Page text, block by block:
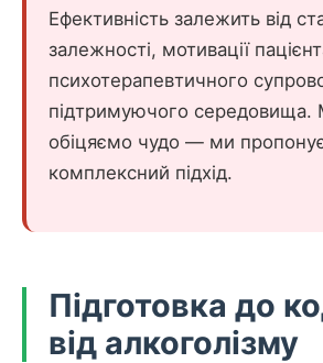
Ефективність залежить від
залежності, мотивації
психотерапевтичного
підтримуючого середовища.
обіцяємо чудо — ми
комплексний підхід.
Підготовка до
від алкоголізму